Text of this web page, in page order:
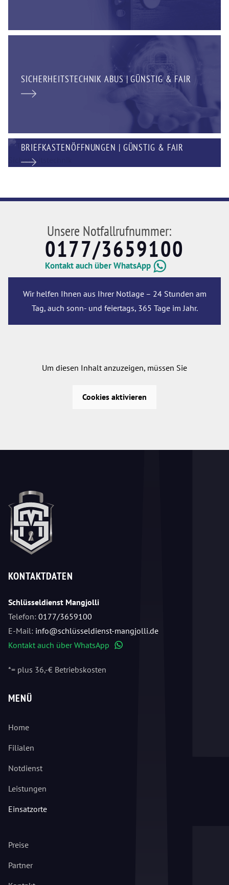
SICHERHEITSTECHNIK ABUS | GÜNSTIG & FAIR
BRIEFKASTENÖFFNUNGEN | GÜNSTIG & FAIR
Unsere Notfallrufnummer:
0177/3659100
Kontakt auch über WhatsApp
Wir helfen Ihnen aus Ihrer Notlage – 24 Stunden am
Tag, auch sonn- und feiertags, 365 Tage im Jahr.
Um diesen Inhalt anzuzeigen, müssen Sie
Cookies aktivieren
KONTAKTDATEN
Schlüsseldienst Mangjolli
Telefon: 0177/3659100
E-Mail: info@schlüsseldienst-mangjolli.de
Kontakt auch über WhatsApp
*= plus 36,-€ Betriebskosten
MENÜ
Home
Filialen
Notdienst
Leistungen
Einsatzorte
Preise
Partner